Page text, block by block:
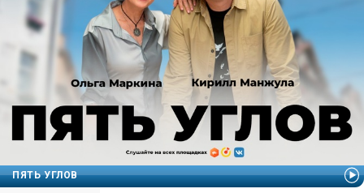
ПЯТЬ УГЛОВ